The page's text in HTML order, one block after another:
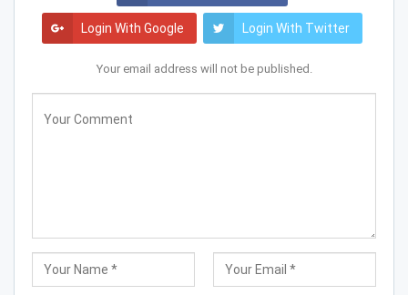
Login With Google Login With Twitter
Your email address will not be published.